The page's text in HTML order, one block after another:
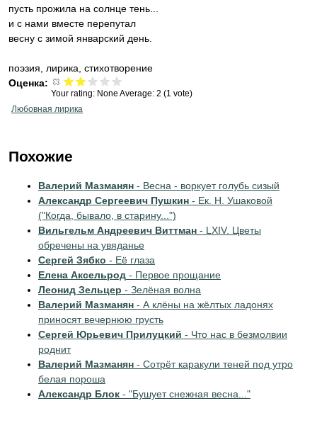
пусть прожила на солнце тень...
и с нами вместе перепутал
весну с зимой январский день.
поэзия, лирика, стихотворение
Оценка:
Your rating: None Average: 2 (1 vote)
Любовная лирика
Похожие
Валерий Мазманян - Весна - воркует голубь сизый
Александр Сергеевич Пушкин - Ек. H. Ушаковой
("Когда, бывало, в старину...")
Вильгельм Андреевич Виттман - LXIV. Цветы
обречены на увяданье
Сергей Зябко - Её глаза
Елена Аксельрод - Первое прощание
Леонид Зельцер - Зелёная волна
Валерий Мазманян - А клёны на жёлтых ладонях
приносят вечернюю грусть
Сергей Юрьевич Прилуцкий - Что нас в безмолвии
роднит
Валерий Мазманян - Сотрёт каракули теней под утро
белая пороша
Александр Блок - "Бушует снежная весна..."